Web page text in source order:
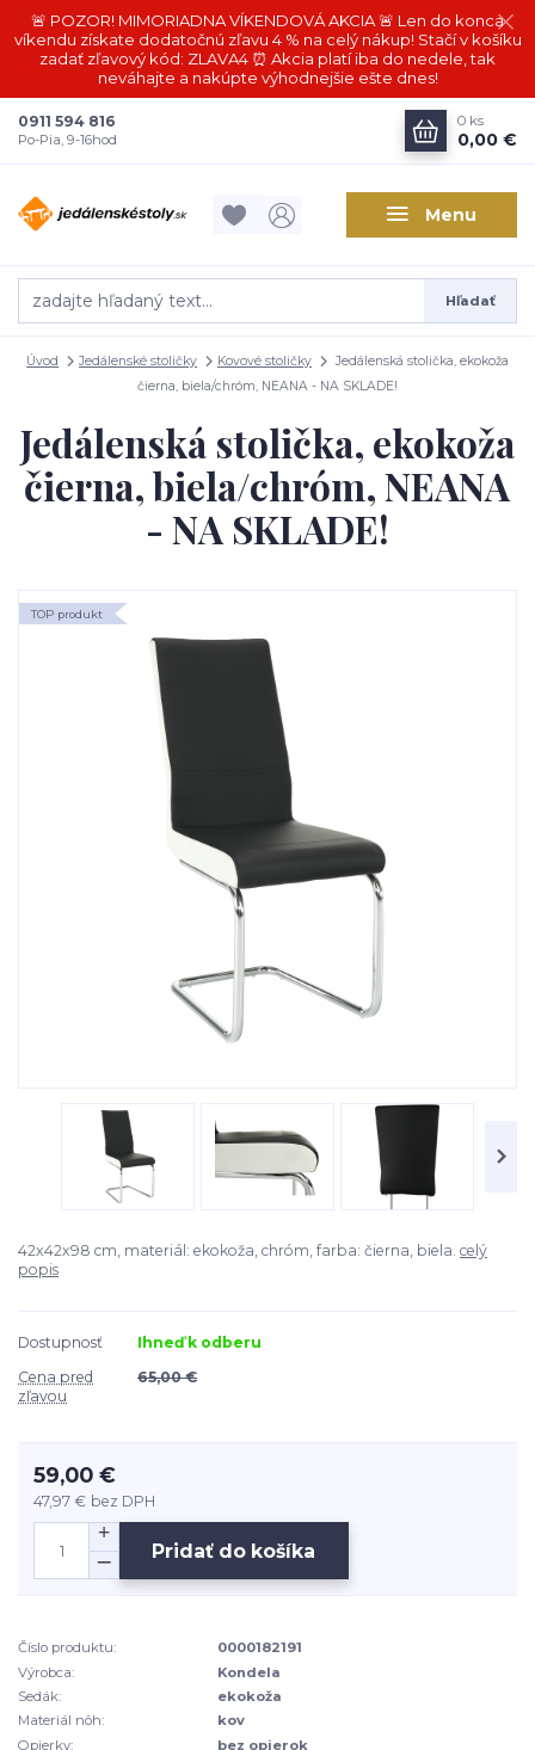
🚨 POZOR! MIMORIADNA VÍKENDOVÁ AKCIA 🚨 Len do konca
víkendu získate dodatočnú zľavu 4 % na celý nákup! Stačí v košíku
zadať zľavový kód: ZLAVA4 ⏰ Akcia platí iba do nedele, tak
neváhajte a nakúpte výhodnejšie ešte dnes!
Menu
Hľadať
0911 594 816
Po-Pia, 9-16hod
0 ks
0,00 €
Úvod Jedálenské stoličky Kovové stoličky
Jedálenská stolička, ekokoža
čierna, biela/chróm, NEANA - NA SKLADE!
Jedálenská stolička, ekokoža
čierna, biela/chróm, NEANA
- NA SKLADE!
TOP produkt
42x42x98 cm, materiál: ekokoža, chróm, farba: čierna, biela. celý
popis
Dostupnosť
Ihneď k odberu
Cena pred
zľavou
65,00 €
59,00 €
47,97 € bez DPH
Pridať do košíka
Číslo produktu:
0000182191
Výrobca:
Kondela
Sedák:
ekokoža
Materiál nôh:
kov
Opierky:
bez opierok